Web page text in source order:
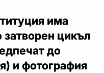
има
затворен цикъл
до
и фотография